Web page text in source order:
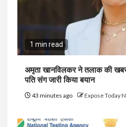
1 min read
अमृता खानविलकर ने तलाक की
पति संग जारी किया बयान
43 minutes ago Expose Today